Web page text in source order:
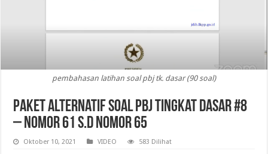
pembahasan latihan soal pbj tk. dasar (90 soal)
Paket alternatif Soal PBJ Tingkat Dasar #8
– Nomor 61 s.d Nomor 65
Oktober 10, 2021 VIDEO 583 Dilihat